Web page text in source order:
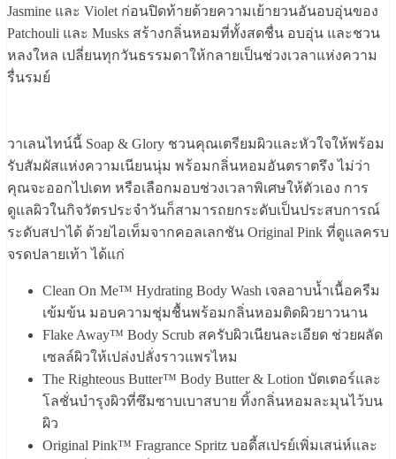
Jasmine และ Violet ก่อนปิดท้ายด้วยความเย้ายวนอันอบอุ่นของ
Patchouli และ Musks สร้างกลิ่นหอมที่ทั้งสดชื่น อบอุ่น และชวน
หลงใหล เปลี่ยนทุกวันธรรมดาให้กลายเป็นช่วงเวลาแห่งความ
รื่นรมย์
วาเลนไทน์นี้ Soap & Glory ชวนคุณเตรียมผิวและหัวใจให้พร้อม
รับสัมผัสแห่งความเนียนนุ่ม พร้อมกลิ่นหอมอันตราตรึง ไม่ว่า
คุณจะออกไปเดท หรือเลือกมอบช่วงเวลาพิเศษให้ตัวเอง การ
ดูแลผิวในกิจวัตรประจำวันก็สามารถยกระดับเป็นประสบการณ์
ระดับสปาได้ ด้วยไอเท็มจากคอลเลกชัน Original Pink ที่ดูแลครบ
จรดปลายเท้า ได้แก่
Clean On Me™ Hydrating Body Wash เจลอาบน้ำเนื้อครีม
เข้มข้น มอบความชุ่มชื้นพร้อมกลิ่นหอมติดผิวยาวนาน
Flake Away™ Body Scrub สครับผิวเนียนละเอียด ช่วยผลัด
เซลล์ผิวให้เปล่งปลั่งราวแพรไหม
The Righteous Butter™ Body Butter & Lotion บัตเตอร์และ
โลชั่นบำรุงผิวที่ซึมซาบเบาสบาย ทิ้งกลิ่นหอมละมุนไว้บน
ผิว
Original Pink™ Fragrance Spritz บอดี้สเปรย์เพิ่มเสน่ห์และ